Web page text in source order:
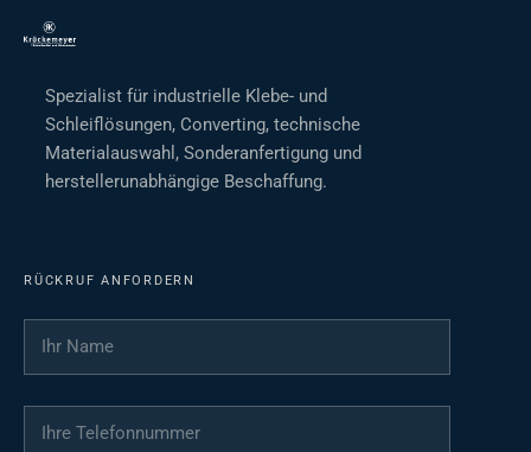
Spezialist für industrielle Klebe- und
Schleiflösungen, Converting, technische
Materialauswahl, Sonderanfertigung und
herstellerunabhängige Beschaffung.
RÜCKRUF ANFORDERN
Ihr Name
Ihre Telefonnummer